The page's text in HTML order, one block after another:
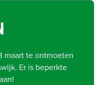
maart te ontmoeten
Er is beperkte